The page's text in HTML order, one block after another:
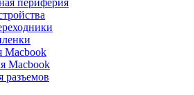
периферия
Macbook
Macbook
разъемов